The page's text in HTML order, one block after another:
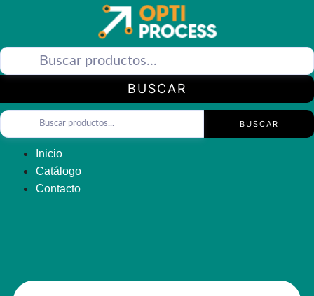
BUSCAR
BUSCAR
Inicio
Catálogo
Contacto